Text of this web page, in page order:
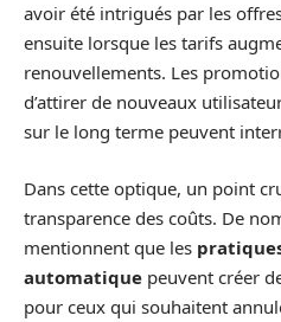
avoir été intrigués par les
ensuite lorsque les tarifs
renouvellements. Les
d’attirer de nouveaux
sur le long terme peuvent
Dans cette optique, un point
transparence des coûts. De
mentionnent que les
automatique peuvent créer
pour ceux qui souhaitent